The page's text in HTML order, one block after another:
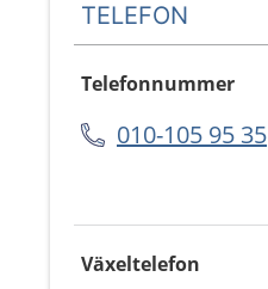
TELEFON
Telefonnummer
010-105 95 35
Växeltelefon